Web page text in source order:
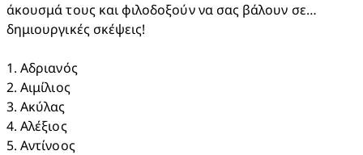
άκουσμά τους και φιλοδοξούν να σας βάλουν σε…
δημιουργικές σκέψεις!
1. Αδριανός​
2. Αιμίλιος​
3. Ακύλας​
4. Αλέξιος​
5. Αντίνοος​